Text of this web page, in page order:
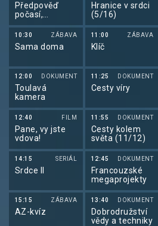
Předpověď
počasí,
Sportovní
zprávy,
Události v
regionech plus
10:30 ZÁBAVA
Sama doma
12:00 DOKUMENT
Toulavá
kamera
12:40 FILM
Pane, vy jste
vdova!
14:15 SERIÁL
Srdce II
15:15 ZÁBAVA
AZ-kvíz
Hranice v srdci
(5/16)
11:00 ZÁBAVA
Klíč
11:25 DOKUMENT
Cesty víry
11:55 DOKUMENT
Cesty kolem
světa (11/12)
12:45 DOKUMENT
Francouzské
megaprojekty
13:40 DOKUMENT
Dobrodružství
vědy a techniky